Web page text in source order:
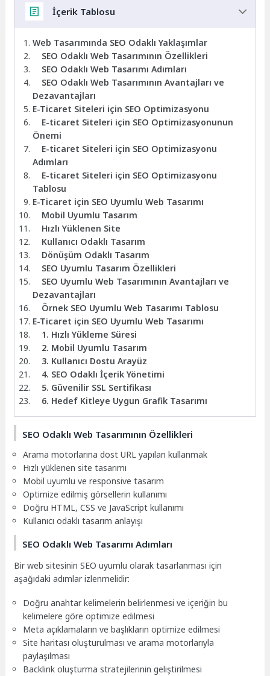
İçerik Tablosu
Web Tasarımında SEO Odaklı Yaklaşımlar
SEO Odaklı Web Tasarımının Özellikleri
SEO Odaklı Web Tasarımı Adımları
SEO Odaklı Web Tasarımının Avantajları ve
Dezavantajları
E-Ticaret Siteleri için SEO Optimizasyonu
E-ticaret Siteleri için SEO Optimizasyonunun
Önemi
E-ticaret Siteleri için SEO Optimizasyonu
Adımları
E-ticaret Siteleri için SEO Optimizasyonu
Tablosu
E-Ticaret için SEO Uyumlu Web Tasarımı
Mobil Uyumlu Tasarım
Hızlı Yüklenen Site
Kullanıcı Odaklı Tasarım
Dönüşüm Odaklı Tasarım
SEO Uyumlu Tasarım Özellikleri
SEO Uyumlu Web Tasarımının Avantajları ve
Dezavantajları
Örnek SEO Uyumlu Web Tasarımı Tablosu
E-Ticaret için SEO Uyumlu Web Tasarımı
1. Hızlı Yükleme Süresi
2. Mobil Uyumlu Tasarım
3. Kullanıcı Dostu Arayüz
4. SEO Odaklı İçerik Yönetimi
5. Güvenilir SSL Sertifikası
6. Hedef Kitleye Uygun Grafik Tasarımı
SEO Odaklı Web Tasarımının Özellikleri
Arama motorlarına dost URL yapıları kullanmak
Hızlı yüklenen site tasarımı
Mobil uyumlu ve responsive tasarım
Optimize edilmiş görsellerin kullanımı
Doğru HTML, CSS ve JavaScript kullanımı
Kullanıcı odaklı tasarım anlayışı
SEO Odaklı Web Tasarımı Adımları
Bir web sitesinin SEO uyumlu olarak tasarlanması için
aşağıdaki adımlar izlenmelidir:
Doğru anahtar kelimelerin belirlenmesi ve içeriğin bu
kelimelere göre optimize edilmesi
Meta açıklamaların ve başlıkların optimize edilmesi
Site haritası oluşturulması ve arama motorlarıyla
paylaşılması
Backlink oluşturma stratejilerinin geliştirilmesi